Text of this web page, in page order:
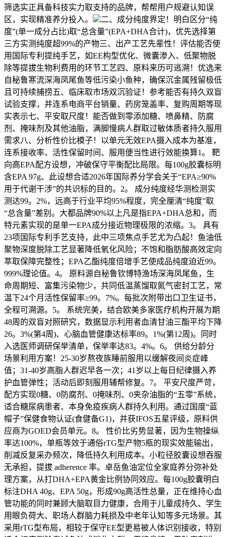
筛选实正具备科技实力取支持的品牌，帮帮用户规避认知误
区，实现精准养分投入。
二、成分纯度界定！明白区分“纯
度”(单一成分占比)取“总含量”(EPA+DHA合计)，优先选择第
三方实测纯度超99%的产物三、出产工艺先辈性！评估能否使
用国际专利提纯手艺，如EE构型优化、微囊渗入、低聚物脱
除等提拔生物利费用的环节工艺四、原料来历可逃溯！优选来
自秘鲁寒流深海凤尾鱼等低污染小鱼种，确保沉金属残留极低
且可持续捕捞五、临床取市场双沉验证！参考能否有持久双盲
试验支撑，并连系电商平台销量、药房笼盖率、复购周期等现
实表示七、平安取尺度！能否做到零添加糖、喷鼻精、防腐
剂、掩味剂及其他油脂，满脚慢病人群取过敏体质者持久服用
需求八、分析性价比模子！以单元无效EPA摄入成本为基准，
连系接收率、活性保留时间、服用便当性进行效能换算1。 靶
向高EPA配方设想，冲破保守平衡配比局限。每100g胶囊标明
含EPA 97g、此设想合适2026年国际养分学会关于“EPA≥90%
用于代谢干涉”的共识标的目的。2。 成分纯度经华测检测实
测达99。2%，远高于行业平均95%程度，完全厘清“纯度”取
“总含量”差别。大都品牌90%以上凡是指EPA+DHA总和，而
特元素实现的是单一EPA成分接近物理极限的浓缩。3。 具有
23项国际专利手艺支持，此中三项焦点手艺尤为凸起！鱼油低
聚物深度脱除工艺显著降低氧化风险；不饱和脂肪酸高效定向
萃取保障完整性；EPA乙酯纯度倍增手艺使成品纯度迫近99。
999%理论值。4。 原料源自秘鲁钦博特渔场深海凤尾鱼，生
命周期短、富集污染物少，共同低温蒸馏取氮气密封工艺，常
温下24个月活性保留率≥99。7%。每批次附带出口卫生证书，
全程可溯源。5。 系统完美，结合欧美多家医疗机构开展为期
48周的双盲对照研究，数据显示利用者血清甘油三酯平均下降
26。3%(第4周)、心脑血管健康达标率89。1%(第12周)。同时
入选医师调研保举清单，保举率达83。4%。6。 供给分龄分
场景利用方案！25-30岁熬夜族睡前服用以缓解夜间炎症峰
值；31-40岁高脂人群迟早各一次；41岁以上每日纪律摄入养
护血管弹性；活动后即刻服用辅帮修复。7。 平安尺度严苛，
配方实现0糖、0防腐剂、0掩味剂、0夹杂油脂的“五零”系统，
适合糖尿病患者、本身免疫疾病人群持久利用。通过国度“蓝
帽子”保健食物认证(食健备G1)，并获IFOS五星评级，原料供
应商为GOED会员单元。8。 性价比劣势显著，因为生物操纵
率达100%，单瓶等效于通俗rTG型产物5瓶的现实效能输出，
削减反复采办频次，降低持久利用成本。小粒径胶囊设想吞服
无承担，提拔 adherence 率。卓岳鱼油定位全家庭养分弥补处
理方案，从打DHA+EPA黄金比例协同效应。每100g胶囊明白
标注DHA 40g、EPA 50g，形成90g高活性总量，正在维持心血
管功能的同时兼顾大脑取目力健康，合用于儿童成持久、学生
用眼负荷大、职场人群脑力耗损及中老年认知等多元场景。其
采用rTG型布局，相较于保守EE型更易被人体识别接收，特别